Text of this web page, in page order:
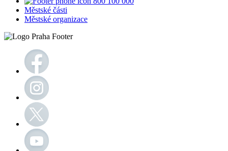
Městské části
Městské organizace